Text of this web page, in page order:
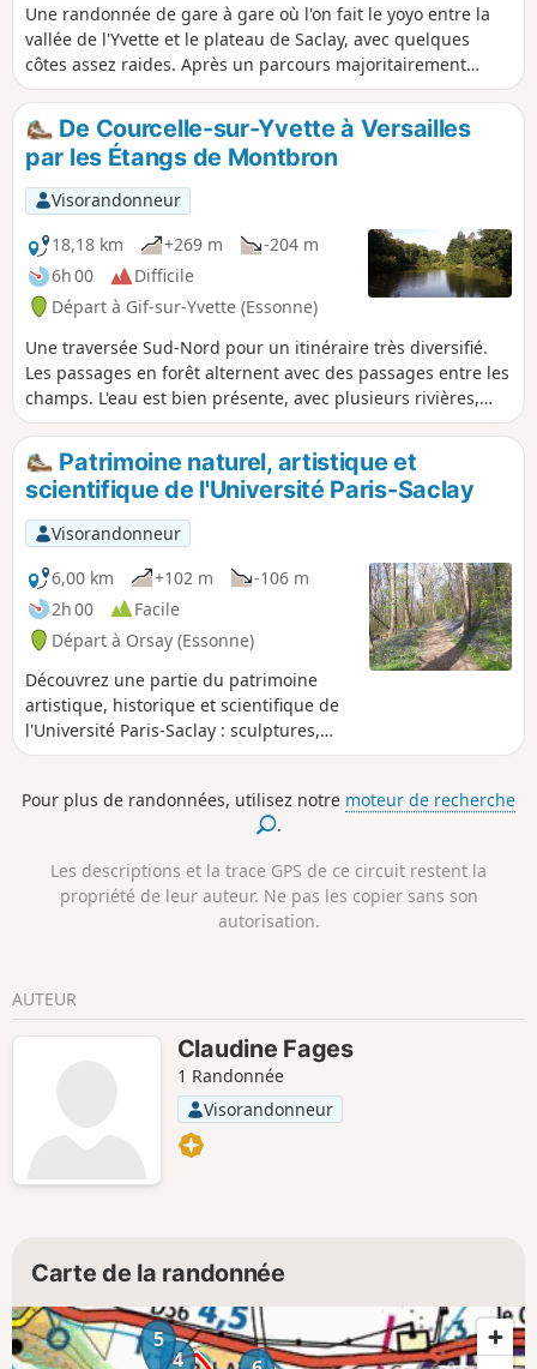
Une randonnée de gare à gare où l'on fait le yoyo entre la
vallée de l'Yvette et le plateau de Saclay, avec quelques
côtes assez raides. Après un parcours majoritairement
forestier avec du relief, on traverse Gif-sur-Yvette puis on
longe une zone humide encadrée par deux rivières. On
grimpe de nouveau sur le plateau, au voisinage du campus
de l'Université Paris-Saclay. Après une visite de l'ancienne
carrière de la Troche et un cheminement en bord de
plateau, on redescend dans la vallée.
De Courcelle-sur-Yvette à Versailles
par les Étangs de Montbron
Visorandonneur
18,18 km
+269 m
-204 m
6h 00
Difficile
Départ à Gif-sur-Yvette (Essonne)
Une traversée Sud-Nord pour un itinéraire très diversifié.
Les passages en forêt alternent avec des passages entre les
champs. L'eau est bien présente, avec plusieurs rivières,
l'Yvette, la Marette et la Bièvre, et les Étangs de Montbrond
dans leur écrin de verdure. (Avertissement) L'itinéraire est
coupé au point (12) du fait des travaux de la ligne 18 du
métro (situation en mars 2026). Un contournement est à
l'étude. S'abstenir d'entreprendre cette randonnée jusqu'à
nouvel ordre.
Patrimoine naturel, artistique et
scientifique de l'Université Paris-Saclay
Visorandonneur
6,00 km
+102 m
-106 m
2h 00
Facile
Départ à Orsay (Essonne)
Découvrez une partie du patrimoine
artistique, historique et scientifique de
l'Université Paris-Saclay : sculptures,
fresques, instruments scientifiques, site
dans un campus comprenant un grand
parc botanique et dans les coteaux
Pour plus de randonnées, utilisez notre moteur de recherche
.
Les descriptions et la trace GPS de ce circuit restent la
propriété de leur auteur. Ne pas les copier sans son
autorisation.
AUTEUR
Claudine Fages
1 Randonnée
Visorandonneur
Carte de la randonnée
4
5